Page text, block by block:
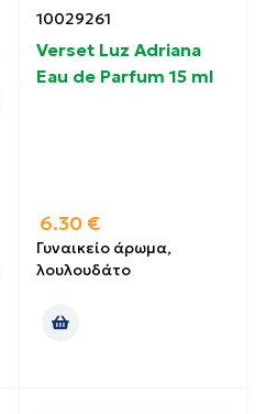
10029261
Verset Luz Adriana
Eau de Parfum 15 ml
6.30 €
Γυναικείο άρωμα,
λουλουδάτο